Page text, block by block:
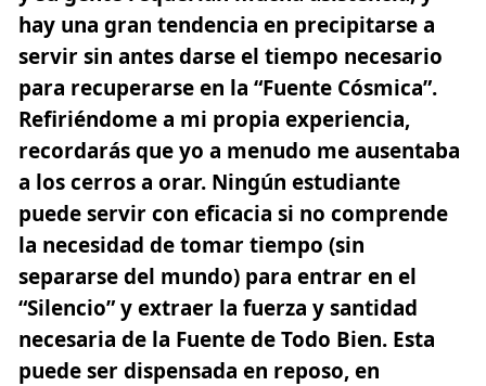
hay una gran tendencia en precipitarse a
servir sin antes darse el tiempo necesario
para recuperarse en la “Fuente Cósmica”.
Refiriéndome a mi propia experiencia,
recordarás que yo a menudo me ausentaba
a los cerros a orar. Ningún estudiante
puede servir con eficacia si no comprende
la necesidad de tomar tiempo (sin
separarse del mundo) para entrar en el
“Silencio” y extraer la fuerza y santidad
necesaria de la Fuente de Todo Bien. Esta
puede ser dispensada en reposo, en